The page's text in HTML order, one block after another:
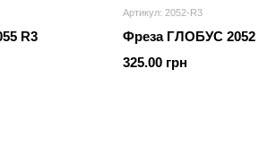
R3
Артикул: 2052-R3
Фреза ГЛОБУС 2052
325.00 грн